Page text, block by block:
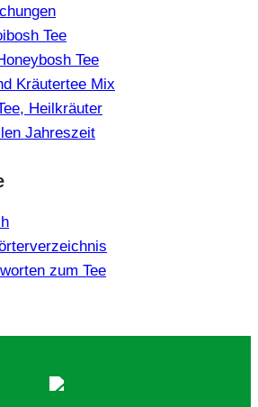
Tee
Tee
Kräutertee Mix
Heilkräuter
Jahreszeit
zum Tee